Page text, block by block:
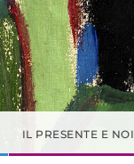
IL PRESENTE E NOI